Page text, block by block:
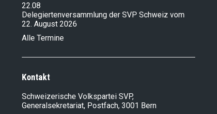
22.08
Delegiertenversammlung der SVP Schweiz vom
22. August 2026
Alle Termine
Kontakt
Schweizerische Volkspartei SVP,
Generalsekretariat, Postfach, 3001 Bern